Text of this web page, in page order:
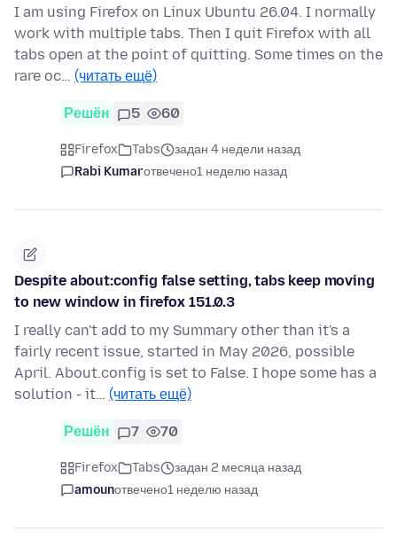
I am using Firefox on Linux Ubuntu 26.04. I normally
work with multiple tabs. Then I quit Firefox with all
tabs open at the point of quitting. Some times on the
rare oc… (читать ещё)
Решён 5 60
Firefox Tabs
задан 4 недели назад
Rabi Kumarотвечено1 неделю назад
Despite about:config false setting, tabs keep moving
to new window in firefox 151.0.3
I really can't add to my Summary other than it's a
fairly recent issue, started in May 2026, possible
April. About.config is set to False. I hope some has a
solution - it… (читать ещё)
Решён 7 70
Firefox Tabs
задан 2 месяца назад
amounотвечено1 неделю назад